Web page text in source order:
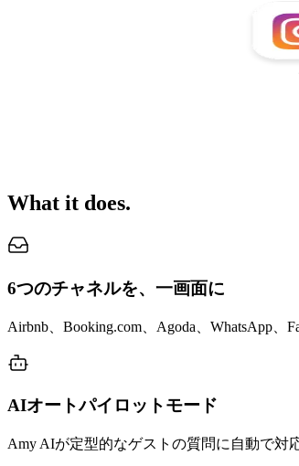
What it does.
6つのチャネルを、一画面に
Airbnb、Booking.com、Agoda、WhatsApp、
AIオートパイロットモード
Amy AIが定型的なゲストの質問に自動で対